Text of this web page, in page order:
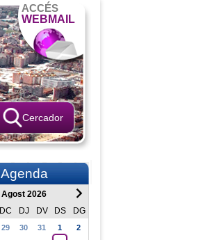
ACCÉS
WEBMAIL
Cercador
Agenda
Agost 2026
DC DJ DV DS DG
29 30 31 1
2